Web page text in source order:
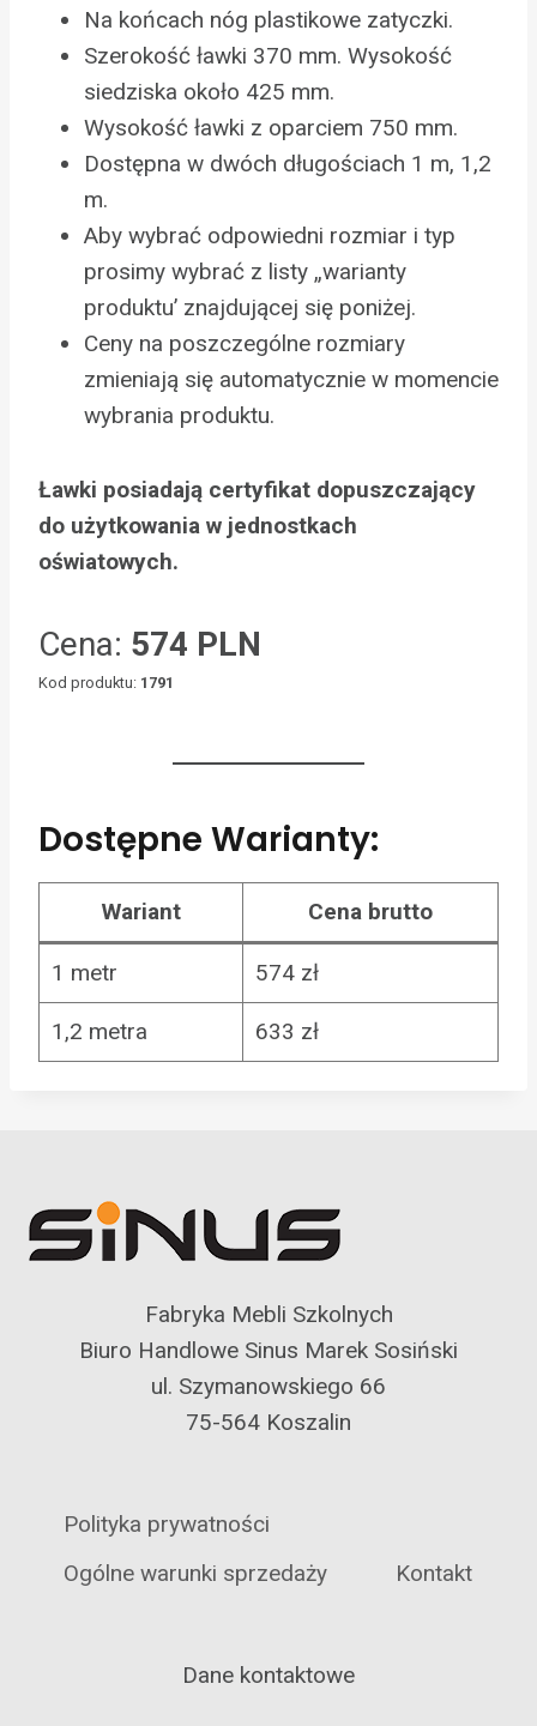
Na końcach nóg plastikowe zatyczki.
Szerokość ławki 370 mm. Wysokość
siedziska około 425 mm.
Wysokość ławki z oparciem 750 mm.
Dostępna w dwóch długościach 1 m, 1,2
m.
Aby wybrać odpowiedni rozmiar i typ
prosimy wybrać z listy „warianty
produktu’ znajdującej się poniżej.
Ceny na poszczególne rozmiary
zmieniają się automatycznie w momencie
wybrania produktu.
Ławki posiadają certyfikat dopuszczający
do użytkowania w jednostkach
oświatowych.
Cena: 574 PLN
Kod produktu: 1791
Dostępne Warianty:
Wariant Cena brutto
1 metr 574 zł
1,2 metra 633 zł
Fabryka Mebli Szkolnych
Biuro Handlowe Sinus Marek Sosiński
ul. Szymanowskiego 66
75-564 Koszalin
Polityka prywatności
Ogólne warunki sprzedaży
Kontakt
Dane kontaktowe